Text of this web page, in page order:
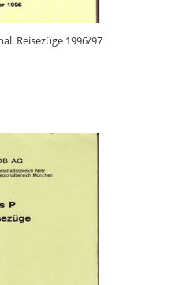
Reisezüge 1996/97